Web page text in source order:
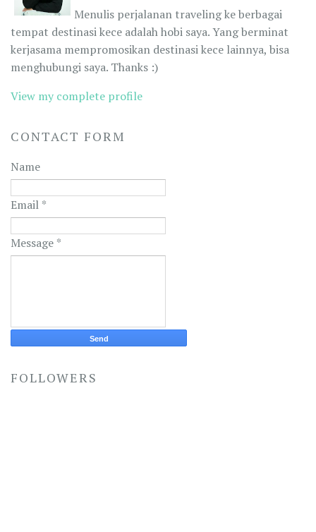
Menulis perjalanan traveling ke berbagai
tempat destinasi kece adalah hobi saya. Yang berminat
kerjasama mempromosikan destinasi kece lainnya, bisa
menghubungi saya. Thanks :)
View my complete profile
CONTACT FORM
Name
Email *
Message *
FOLLOWERS